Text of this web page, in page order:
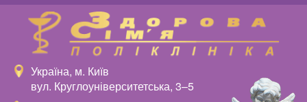
Україна, м. Київ
вул. Круглоуніверситетська, 3–5